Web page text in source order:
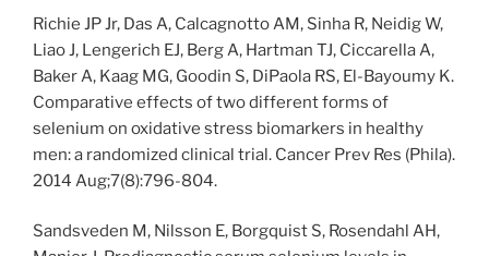
Richie JP Jr, Das A, Calcagnotto AM, Sinha R, Neidig W,
Liao J, Lengerich EJ, Berg A, Hartman TJ, Ciccarella A,
Baker A, Kaag MG, Goodin S, DiPaola RS, El-Bayoumy K.
Comparative effects of two different forms of
selenium on oxidative stress biomarkers in healthy
men: a randomized clinical trial. Cancer Prev Res (Phila).
2014 Aug;7(8):796-804.
Sandsveden M, Nilsson E, Borgquist S, Rosendahl AH,